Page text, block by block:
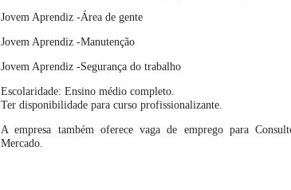
Jovem Aprendiz -Área de gente
Jovem Aprendiz -Manutenção
Jovem Aprendiz -Segurança do trabalho
Escolaridade: Ensino médio completo.
Ter disponibilidade para curso profissionalizante.
A empresa também oferece vaga de emprego para
Mercado.